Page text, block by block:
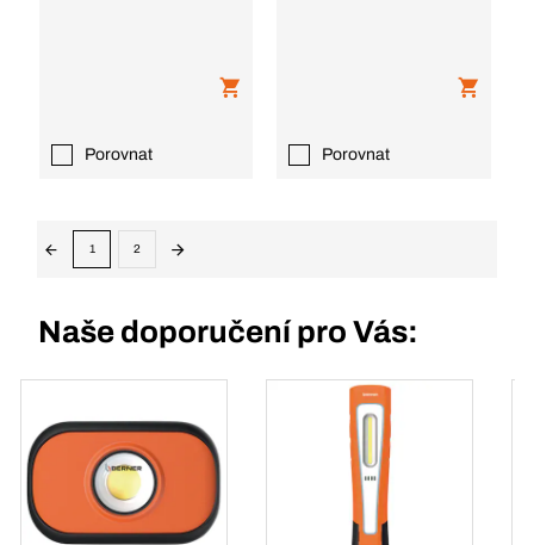
Porovnat Porovnat
1 2
Naše doporučení pro Vás: